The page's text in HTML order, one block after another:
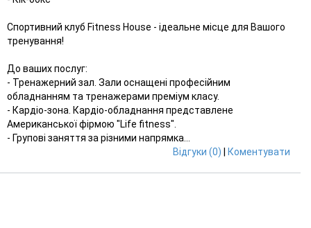
Спортивний клуб Fitness House - ідеальне місце для Вашого
тренування!
До ваших послуг:
- Тренажерний зал. Зали оснащені професійним
обладнанням та тренажерами преміум класу.
- Кардіо-зона. Кардіо-обладнання представлене
Американської фірмою "Life fitness".
- Групові заняття за різними напрямка...
Відгуки (0)
Коментувати